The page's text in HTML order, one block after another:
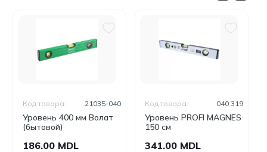
Уровень 400 мм Волат
(бытовой)
Код товара: 21035-040
186.00 MDL
Уровень PROFI MAGNES
150 см
Код товара: 040 319
341.00 MDL